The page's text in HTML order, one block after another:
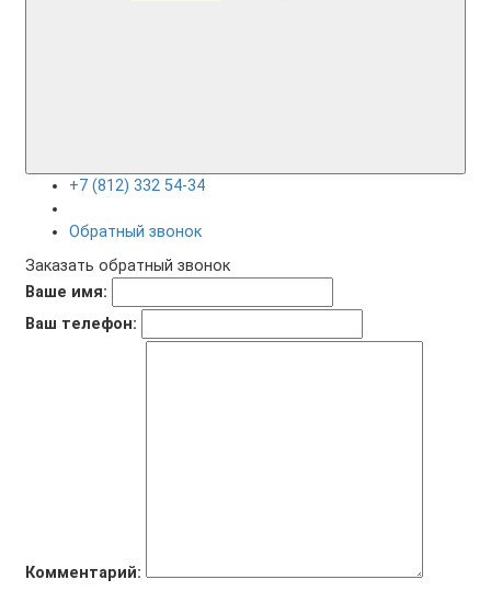
+7 (812) 332 54-34
Обратный звонок
Заказать обратный звонок
Ваше имя:
Ваш телефон:
Комментарий: